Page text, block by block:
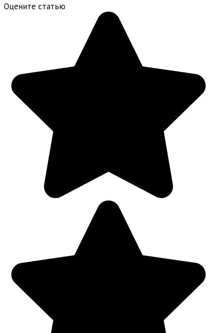
Оцените статью